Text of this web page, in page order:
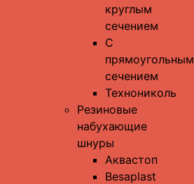
круглым
сечением
С
прямоугольным
сечением
Технониколь
Резиновые
набухающие
шнуры
Аквастоп
Besaplast